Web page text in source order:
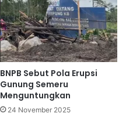
BNPB Sebut Pola Erupsi
Gunung Semeru
Menguntungkan
24 November 2025